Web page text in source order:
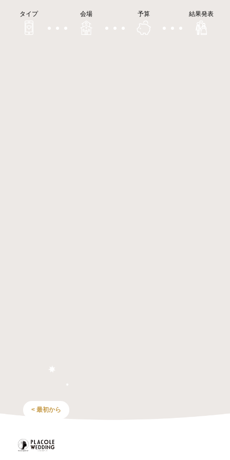
タイプ 会場 予算 結果発表
< 最初から